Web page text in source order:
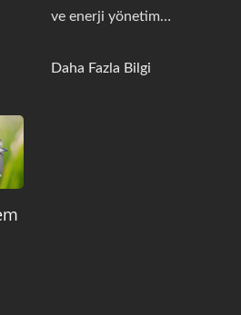
ve enerji yönetim
kararlıdır.
Daha Fazla Bilgi